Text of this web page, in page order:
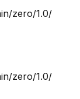
zero/1.0/
zero/1.0/